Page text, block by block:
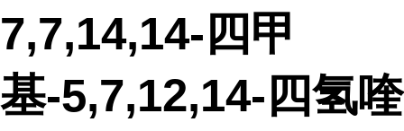
7,7,14,14-四甲
基-5,7,12,14-四氢喹